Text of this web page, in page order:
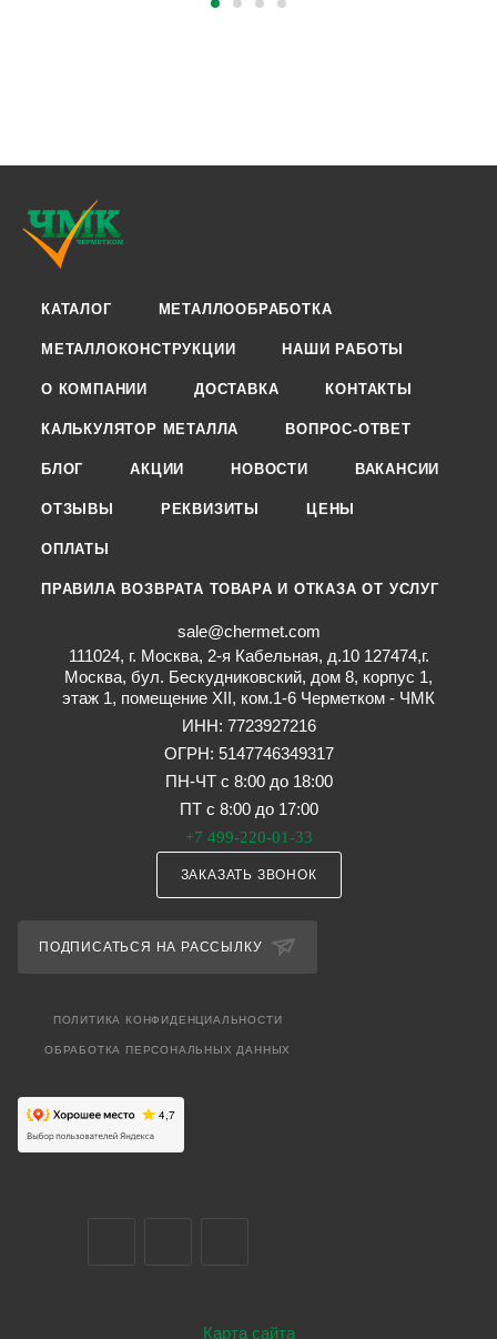
КАТАЛОГ МЕТАЛЛООБРАБОТКА
МЕТАЛЛОКОНСТРУКЦИИ НАШИ РАБОТЫ
О КОМПАНИИ ДОСТАВКА КОНТАКТЫ
КАЛЬКУЛЯТОР МЕТАЛЛА ВОПРОС-ОТВЕТ
БЛОГ АКЦИИ НОВОСТИ ВАКАНСИИ
ОТЗЫВЫ РЕКВИЗИТЫ ЦЕНЫ
ОПЛАТЫ
ПРАВИЛА ВОЗВРАТА ТОВАРА И ОТКАЗА ОТ УСЛУГ
sale@chermet.com
111024, г. Москва, 2-я Кабельная, д.10 127474,г.
Москва, бул. Бескудниковский, дом 8, корпус 1,
этаж 1, помещение XII, ком.1-6 Черметком - ЧМК
ИНН: 7723927216
ОГРН: 5147746349317
ПН-ЧТ с 8:00 до 18:00
ПТ с 8:00 до 17:00
+7 499-220-01-33
ЗАКАЗАТЬ ЗВОНОК
ПОДПИСАТЬСЯ НА РАССЫЛКУ
ПОЛИТИКА КОНФИДЕНЦИАЛЬНОСТИ
ОБРАБОТКА ПЕРСОНАЛЬНЫХ ДАННЫХ
Карта сайта